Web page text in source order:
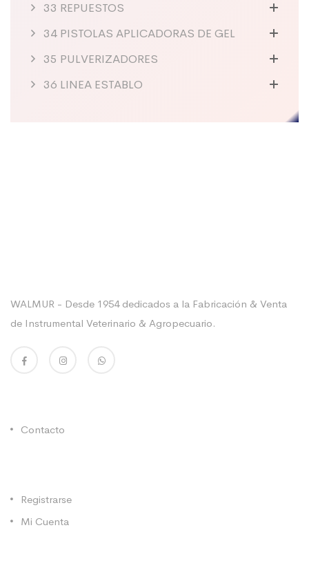
33 REPUESTOS
34 PISTOLAS APLICADORAS DE GEL
35 PULVERIZADORES
36 LINEA ESTABLO
WALMUR - Desde 1954 dedicados a la Fabricación & Venta
de Instrumental Veterinario & Agropecuario.
Contacto
Registrarse
Mi Cuenta